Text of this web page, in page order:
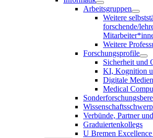
Arbeitsgruppen
Weitere
forschende/
Weitere
Forschungsprofile
Sicherheit und
KI, Kognition
Digitale
Medical
Verbünde, Partner
Graduiertenkollegs
U Bremen